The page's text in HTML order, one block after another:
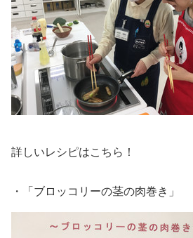
詳しいレシピはこちら！
・「ブロッコリーの茎の肉巻き」